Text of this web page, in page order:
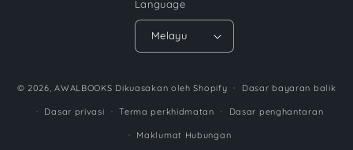
Language
Melayu
methods
© 2026,AWALBOOKS Dikuasakan oleh Shopify Dasar bayaran balik
Dasar privasi Terma perkhidmatan Dasar penghantaran
Maklumat Hubungan